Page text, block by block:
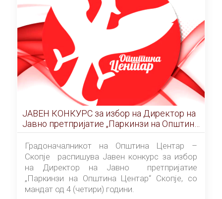
Договорот за закуп со најповолниот
понудувач.
ЈАВЕН КОНКУРС за избор на Директор на
Јавно претпријатие „Паркинзи на Општина
Центар“ – Скопје
Градоначалникот на Општина Центар –
Скопје распишува Јавен конкурс за избор
на Директор на Јавно претпријатие
„Паркинзи на Општина Центар“ Скопје, со
мандат од 4 (четири) години.